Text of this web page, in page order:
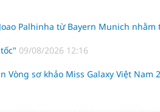
Palhinha từ Bayern Munich nhằm
09/08/2026 12:16
Vòng sơ khảo Miss Galaxy Việt